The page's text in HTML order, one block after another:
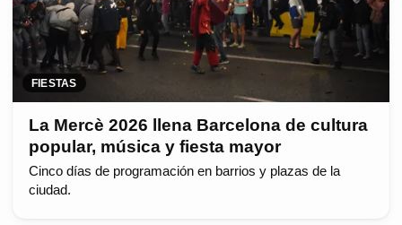
FIESTAS
La Mercè 2026 llena Barcelona de cultura
popular, música y fiesta mayor
Cinco días de programación en barrios y plazas de la
ciudad.